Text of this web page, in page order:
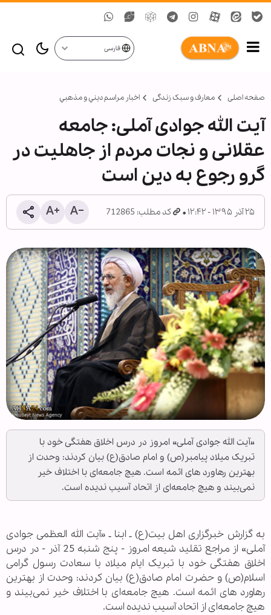
فارسی
صفحه اصلی معارف و سبک زندگی اخبار مراسم ديني و مذهبي
آیت الله جوادی آملی: جامعه
عقلانی و نجات مردم از جاهلیت در
گرو رجوع به دین است
۲۵ آذر ۱۳۹۵ - ۱۲:۴۲ کد مطلب: 712865
«آیت الله جوادی آملی» امروز در درس اخلاق هفتگی خود با
تبریک میلاد پیامبر(ص) و امام صادق(ع) بیان کردند: وحدت از
بهترین رهاورد های ائمه است. هیچ جامعه‌ای با اختلاف خیر
نمی‌بیند و هیچ جامعه‌ای از اتحاد آسیب ندیده است.
به گزارش خبرگزاری اهل بیت(ع) ـ ابنا ـ «آیت الله العظمی جوادی
آملی» از مراجع تقلید شیعه امروز - پنج شنبه 25 آذر - در درس
اخلاق هفتگی خود با تبریک ایام میلاد با سعادت رسول گرامی
اسلام(ص) و حضرت امام صادق(ع) بیان کردند: وحدت از بهترین
رهاورد های ائمه است. هیچ جامعه‌ای با اختلاف خیر نمی‌بیند و
هیچ جامعه‌ای از اتحاد آسیب ندیده است.